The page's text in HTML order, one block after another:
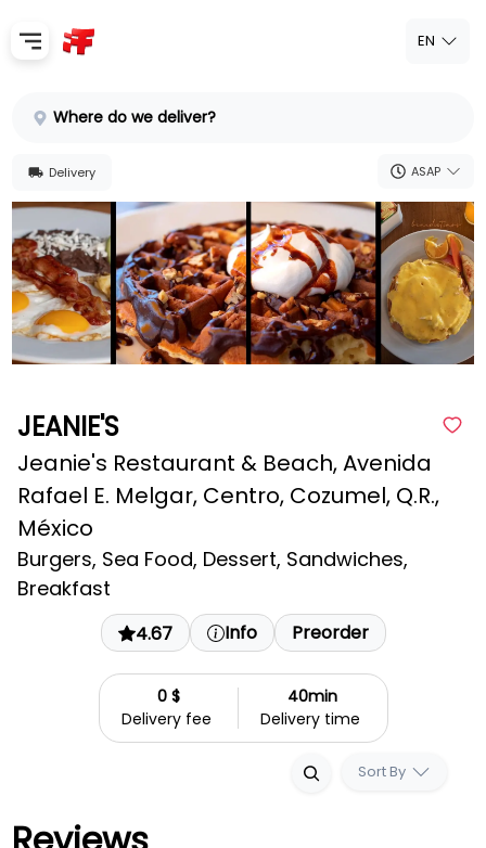
SignUp
EN
Where do we deliver?
Delivery ASAP
JEANIE'S
Jeanie's Restaurant & Beach, Avenida
Rafael E. Melgar, Centro, Cozumel, Q.R.,
México
Burgers, Sea Food, Dessert, Sandwiches,
Breakfast
4.67 Info Preorder
0 $
Delivery fee
40min
Delivery time
Sort By